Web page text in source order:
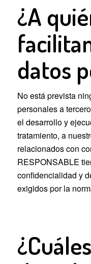
¿A
datos
No está prevista
personales a
el desarrollo y
tratamiento, a
relacionados con
RESPONSABLE
confidencialidad y
exigidos por la